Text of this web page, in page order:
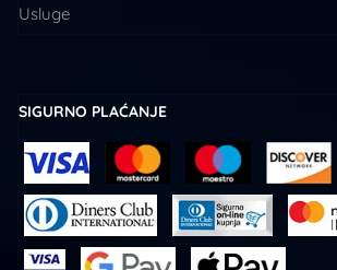
Usluge
SIGURNO PLAĆANJE